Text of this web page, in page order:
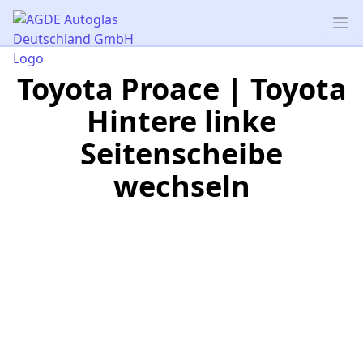
AGDE Autoglas Deutschland GmbH
Toyota Proace | Toyota
Hintere linke
Seitenscheibe
wechseln